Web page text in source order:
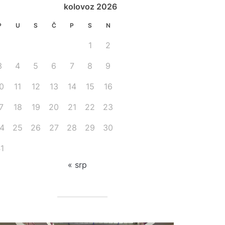
kolovoz 2026
U S Č P S N
1 2
4 5 6 7 8 9
11 12 13 14 15 16
18 19 20 21 22 23
25 26 27 28 29 30
« srp